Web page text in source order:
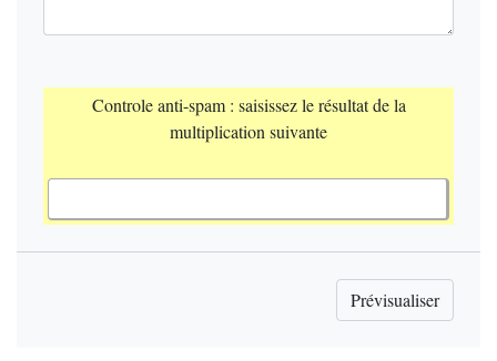
Controle anti-spam : saisissez le résultat de la
multiplication suivante